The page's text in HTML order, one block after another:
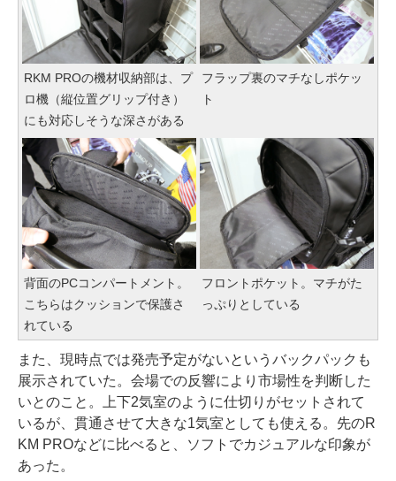
RKM PROの機材収納部は、プ
ロ機（縦位置グリップ付き）
にも対応しそうな深さがある
フラップ裏のマチなしポケッ
ト
背面のPCコンパートメント。
こちらはクッションで保護さ
れている
フロントポケット。マチがた
っぷりとしている
また、現時点では発売予定がないというバックパックも
展示されていた。会場での反響により市場性を判断した
いとのこと。上下2気室のように仕切りがセットされて
いるが、貫通させて大きな1気室としても使える。先のR
KM PROなどに比べると、ソフトでカジュアルな印象が
あった。